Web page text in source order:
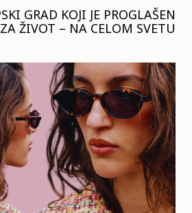
GRAD KOJI JE PROGLAŠEN
ŽIVOT – NA CELOM SVETU